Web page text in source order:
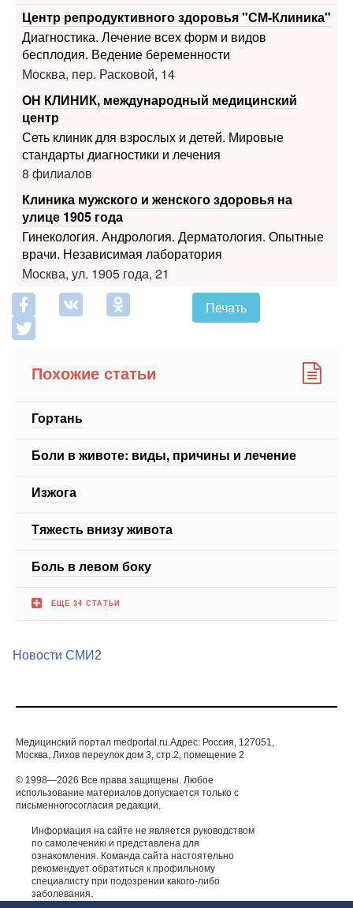
Москва, пер. Расковой, 14
ОН КЛИНИК, международный медицинский
центр
стандарты диагностики и лечения
8 филиалов
Клиника мужского и женского здоровья на
улице 1905 года
врачи. Независимая лаборатория
Москва, ул. 1905 года, 21
Печать
Похожие статьи
Гортань
Боли в животе: виды, причины и лечение
Изжога
Тяжесть внизу живота
Боль в левом боку
Новости СМИ2
Москва, Лихов переулок дом 3, стр.2, помещение 2
использование материалов допускается только с
письменногосогласия редакции.
Информация на сайте не является руководством
по самолечению и представлена для
ознакомления. Команда сайта настоятельно
специалисту при подозрении какого-либо
заболевания.
ИМЕЮТСЯ ПРОТИВОПОКАЗАНИЯ. НЕОБХОДИМА
КОНСУЛЬТАЦИЯ СПЕЦИАЛИСТА.